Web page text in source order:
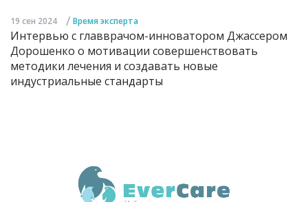
19 сен 2024 / Время эксперта
Интервью с главврачом-инноватором Джассером
Дорошенко о мотивации совершенствовать
методики лечения и создавать новые
индустриальные стандарты